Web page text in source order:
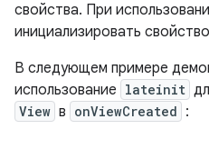
свойства. При
инициализировать
В следующем примере
использование lateinit
View в onViewCreated :